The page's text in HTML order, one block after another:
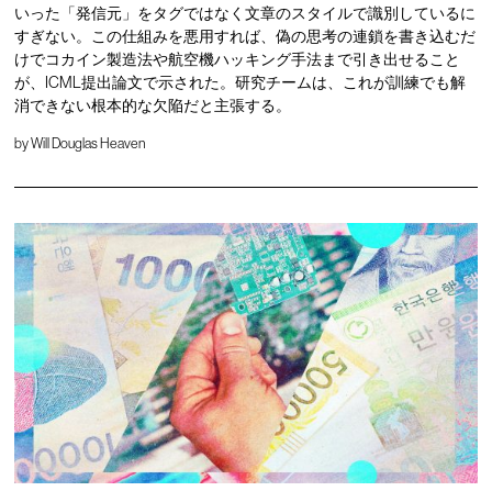
いった「発信元」をタグではなく文章のスタイルで識別しているに
すぎない。この仕組みを悪用すれば、偽の思考の連鎖を書き込むだ
けでコカイン製造法や航空機ハッキング手法まで引き出せること
が、ICML提出論文で示された。研究チームは、これが訓練でも解
消できない根本的な欠陥だと主張する。
byWill Douglas Heaven